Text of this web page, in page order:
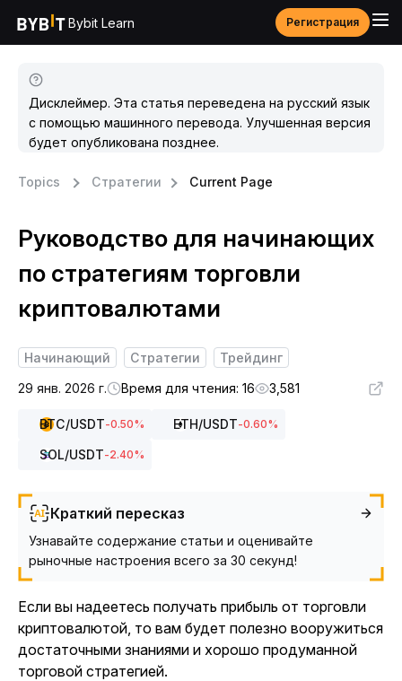
Bybit Learn Регистрация
Дисклеймер. Эта статья переведена на русский язык
с помощью машинного перевода. Улучшенная версия
будет опубликована позднее.
Topics Стратегии Current Page
Руководство для начинающих
по стратегиям торговли
криптовалютами
Начинающий Стратегии
Трейдинг
29 янв. 2026 г.
Время для чтения: 16 3,581
BTC/USDT-0.50% ETH/USDT-0.60%
SOL/USDT-2.40%
Краткий пересказ
Узнавайте содержание статьи и оценивайте
рыночные настроения всего за 30 секунд!
Если вы надеетесь получать прибыль от торговли
криптовалютой, то вам будет полезно вооружиться
достаточными знаниями и хорошо продуманной
торговой стратегией.